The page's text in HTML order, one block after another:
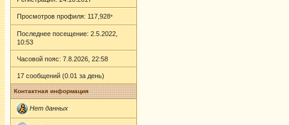
Просмотров профиля: 117,928*
Последнее посещение: 2.5.2022,
10:53
Часовой пояс: 7.8.2026, 22:58
17 сообщений (0.01 за день)
Контактная информация
Нет данных